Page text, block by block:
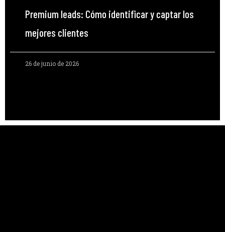
Premium leads: Cómo identificar y captar los
mejores clientes
26 de junio de 2026